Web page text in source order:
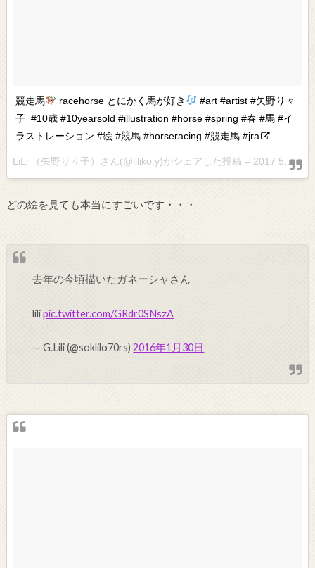
競走馬 racehorse とにかく馬が好き
#art #artist #矢野り々
子 ‬ #10歳 #10yearsold #illustration #horse #spring #春 #馬 #イ
ラストレーション #絵 #競馬 #horseracing #競走馬 #jra
LiLi （矢野り々子）さん(@liliko.y)がシェアした投稿 – 2017 5月 11 6:19午前 PDT
どの絵を見ても本当にすごいです・・・
去年の今頃描いたガネーシャさん
lilipic.twitter.com/GRdr0SNszA
— G.Lili (@soklilo70rs)2016年1月30日